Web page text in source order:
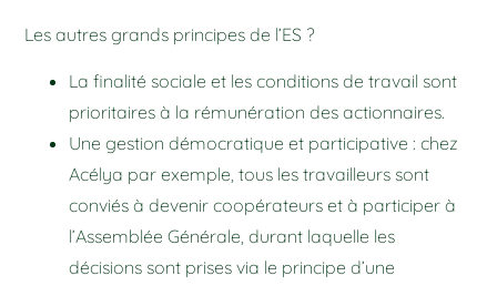
Les autres grands principes de l’ES ?
La finalité sociale et les conditions de travail sont
prioritaires à la rémunération des actionnaires.
Une gestion démocratique et participative : chez
Acélya par exemple, tous les travailleurs sont
conviés à devenir coopérateurs et à participer à
l’Assemblée Générale, durant laquelle les
décisions sont prises via le principe d’une